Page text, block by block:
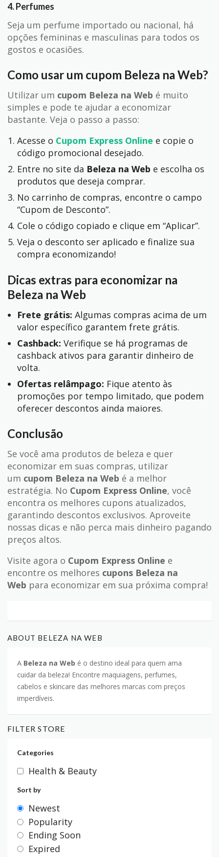
4.Perfumes
Seja um perfume importado ou nacional, há
opções femininas e masculinas para todos os
gostos e ocasiões.
Como usar um cupom Beleza na Web?
Utilizar um cupom Beleza na Web é muito
simples e pode te ajudar a economizar
bastante. Veja o passo a passo:
Acesse o Cupom Express Online e copie o
código promocional desejado.
Entre no site da Beleza na Web e escolha os
produtos que deseja comprar.
No carrinho de compras, encontre o campo
“Cupom de Desconto”.
Cole o código copiado e clique em “Aplicar”.
Veja o desconto ser aplicado e finalize sua
compra economizando!
Dicas extras para economizar na
Beleza na Web
Frete grátis: Algumas compras acima de um
valor específico garantem frete grátis.
Cashback: Verifique se há programas de
cashback ativos para garantir dinheiro de
volta.
Ofertas relâmpago: Fique atento às
promoções por tempo limitado, que podem
oferecer descontos ainda maiores.
Conclusão
Se você ama produtos de beleza e quer
economizar em suas compras, utilizar
um cupom Beleza na Web é a melhor
estratégia. No Cupom Express Online, você
encontra os melhores cupons atualizados,
garantindo descontos exclusivos. Aproveite
nossas dicas e não perca mais dinheiro pagando
preços altos.
Visite agora o Cupom Express Online e
encontre os melhores cupons Beleza na
Web para economizar em sua próxima compra!
ABOUT BELEZA NA WEB
A Beleza na Web é o destino ideal para quem ama
cuidar da beleza! Encontre maquiagens, perfumes,
cabelos e skincare das melhores marcas com preços
imperdíveis.
FILTER STORE
Categories
Health & Beauty
Sort by
Newest
Popularity
Ending Soon
Expired